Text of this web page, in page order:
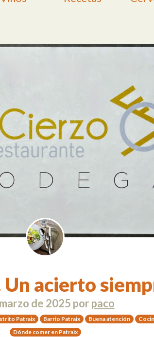
Un acierto
de 2025 por paco
Patraix Barrio Patraix Buena atención
Dónde comer en Patraix